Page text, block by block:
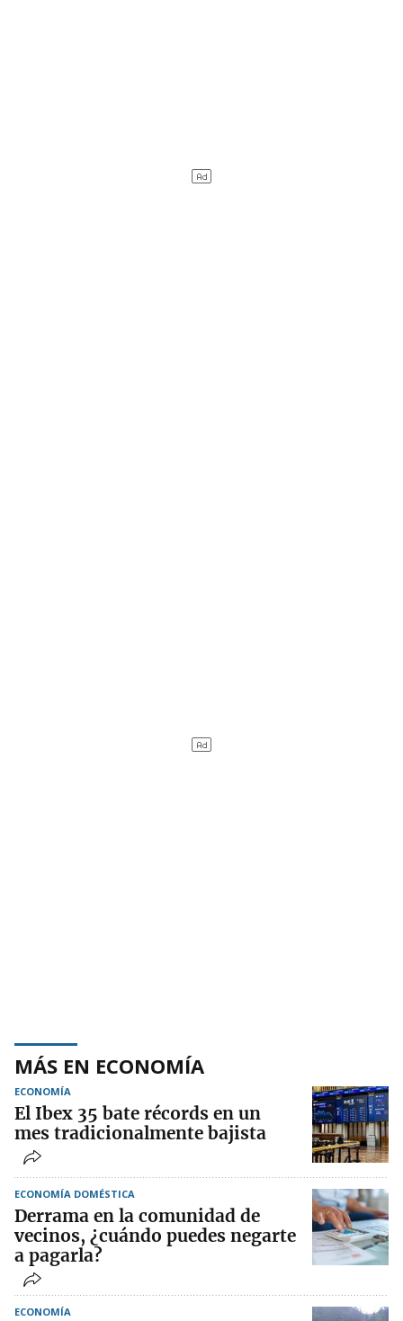
MÁS EN ECONOMÍA
ECONOMÍA
El Ibex 35 bate récords en un
mes tradicionalmente bajista
ECONOMÍA DOMÉSTICA
Derrama en la comunidad de
vecinos, ¿cuándo puedes negarte
a pagarla?
ECONOMÍA